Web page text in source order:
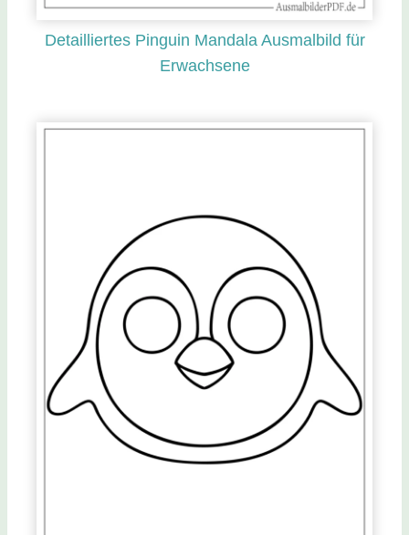
Detailliertes Pinguin Mandala Ausmalbild für
Erwachsene